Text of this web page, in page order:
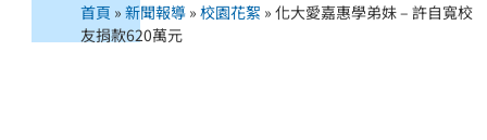
首頁 »新聞報導 »校園花絮 »化大愛嘉惠學弟妹 – 許自寬校
友捐款620萬元